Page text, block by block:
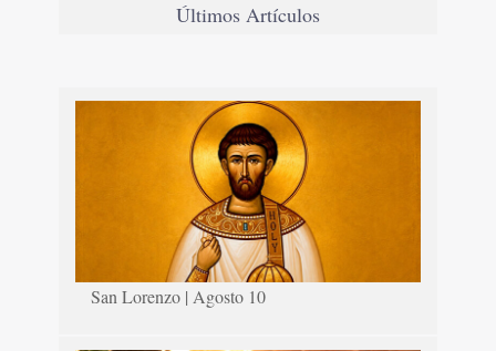
Últimos Artículos
San Lorenzo | Agosto 10